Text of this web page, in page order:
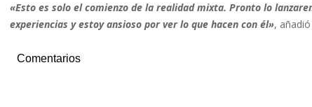
«Esto es solo el comienzo de la realidad mixta. Pronto lo
experiencias y estoy ansioso por ver lo que hacen con él»,
Comentarios